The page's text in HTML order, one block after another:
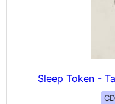
Sleep Token -
CD